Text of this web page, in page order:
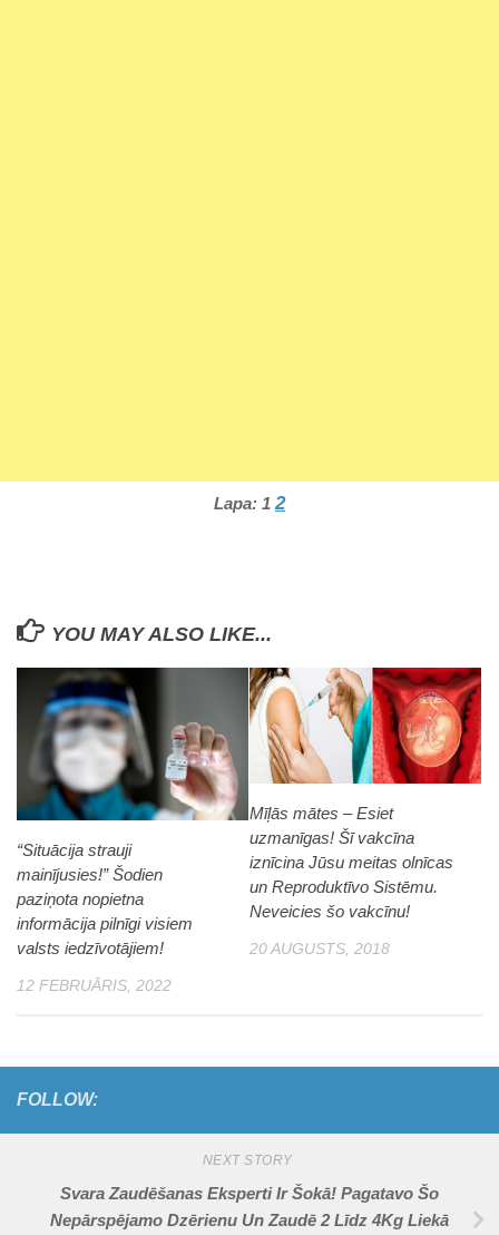
Lapa: 1 2
YOU MAY ALSO LIKE...
“Situācija strauji
mainījusies!” Šodien
paziņota nopietna
informācija pilnīgi visiem
valsts iedzīvotājiem!
12 FEBRUĀRIS, 2022
Mīļās mātes – Esiet
uzmanīgas! Šī vakcīna
iznīcina Jūsu meitas olnīcas
un Reproduktīvo Sistēmu.
Neveicies šo vakcīnu!
20 AUGUSTS, 2018
FOLLOW:
NEXT STORY
Svara Zaudēšanas Eksperti Ir Šokā! Pagatavo Šo
Nepārspējamo Dzērienu Un Zaudē 2 Līdz 4Kg Liekā